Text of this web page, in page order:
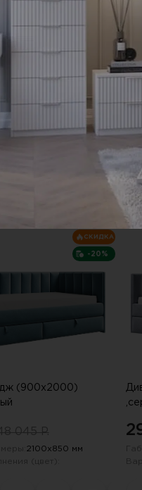
2100х850 мм
(цвет):
РФ.
-20%
СКИДКА
(900х2000)
2100х850 мм